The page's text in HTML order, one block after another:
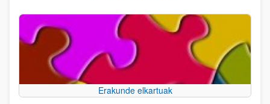
Erakunde elkartuak